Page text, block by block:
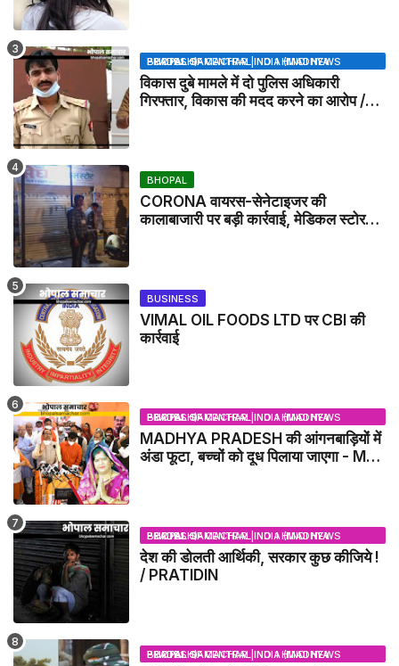
BHOPAL SAMACHAR | NO 1 HINDI NEWS PORTAL OF CENTRAL INDIA (MADHYA PRADESH)
विकास दुबे मामले में दो पुलिस अधिकारी
गिरफ्तार, विकास की मदद करने का आरोप /
BHOPAL
CORONA वायरस-सेनेटाइजर की
कालाबाजारी पर बड़ी कार्रवाई, मेडिकल स्टोर
BUSINESS
VIMAL OIL FOODS LTD पर CBI की
कार्रवाई
BHOPAL SAMACHAR | NO 1 HINDI NEWS PORTAL OF CENTRAL INDIA (MADHYA PRADESH)
MADHYA PRADESH की आंगनबाड़ियों में
अंडा फूटा, बच्चों को दूध पिलाया जाएगा - MP
BHOPAL SAMACHAR | NO 1 HINDI NEWS PORTAL OF CENTRAL INDIA (MADHYA PRADESH)
देश की डोलती आर्थिकी, सरकार कुछ कीजिये !
/ PRATIDIN
BHOPAL SAMACHAR | NO 1 HINDI NEWS PORTAL OF CENTRAL INDIA (MADHYA PRADESH)